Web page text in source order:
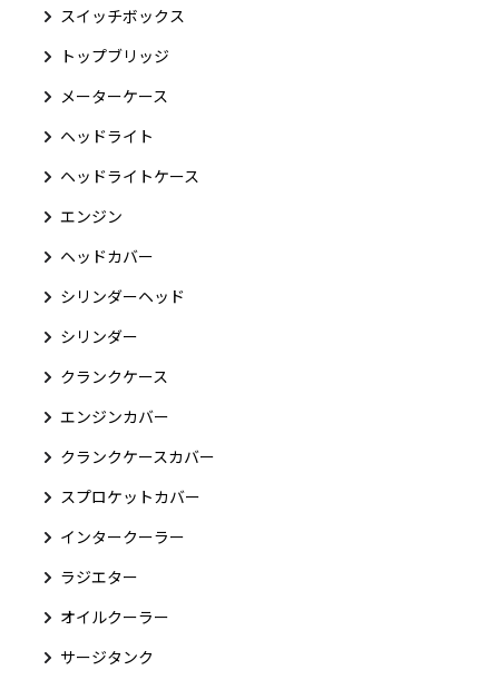
スイッチボックス
トップブリッジ
メーターケース
ヘッドライト
ヘッドライトケース
エンジン
ヘッドカバー
シリンダーヘッド
シリンダー
クランクケース
エンジンカバー
クランクケースカバー
スプロケットカバー
インタークーラー
ラジエター
オイルクーラー
サージタンク